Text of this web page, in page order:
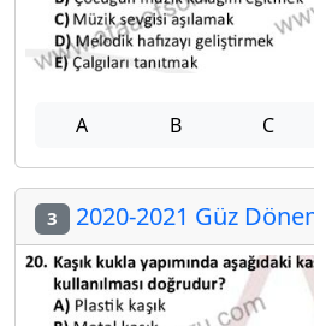
A B C
3 2020-2021 Güz